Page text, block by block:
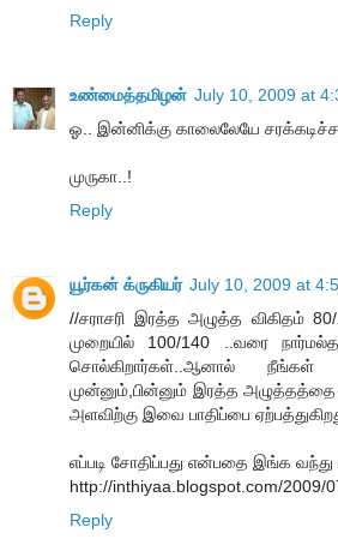
Reply
உண்மைத்தமிழன் July 10, 2009 at
ஓ.. இன்னிக்கு காலைலேயே
முருகா..!
Reply
யூர்கன் க்ருகியர் July 10, 2009 at
//சராசரி இரத்த அழுத்த விகிதம்
முறையில் 100/140 ..வரை
சொல்கிறார்கள்..ஆனால் நீங்கள்
முன்னும்,பின்னும் இரத்த அழுத்தத்தை
அளவிற்கு இவை பாதிப்பை
எப்படி சோதிப்பது என்பதை இங்க வந்து
http://inthiyaa.blogspot.com/2009/
Reply